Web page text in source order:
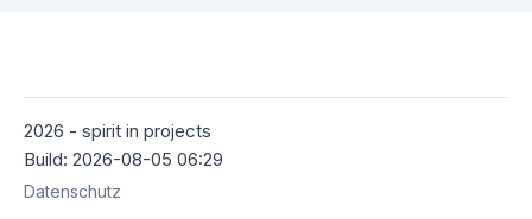
2026 - spirit in projects
Build: 2026-08-05 06:29
Datenschutz